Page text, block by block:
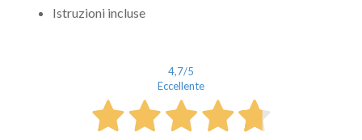
Istruzioni incluse
4,7/5
Eccellente